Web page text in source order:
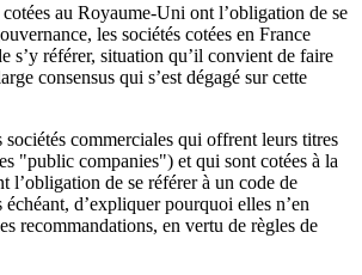
au Royaume-Uni ont l’obligation de se
les sociétés cotées en France
s’y référer, situation qu’il convient de faire
consensus qui s’est dégagé sur cette
commerciales qui offrent leurs titres
"public companies") et qui sont cotées à la
l’obligation de se référer à un code de
échéant, d’expliquer pourquoi elles n’en
recommandations, en vertu de règles de